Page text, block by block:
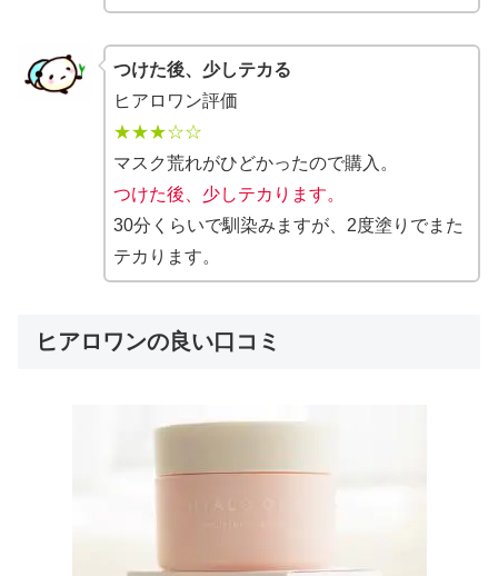
つけた後、少しテカる
ヒアロワン評価
★★★☆☆
マスク荒れがひどかったので購入。
つけた後、少しテカります。
30分くらいで馴染みますが、2度塗りでまた
テカります。
ヒアロワンの良い口コミ